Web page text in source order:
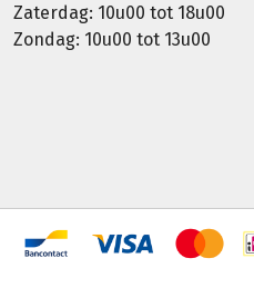
Zaterdag: 10u00 tot 18u00
Zondag: 10u00 tot 13u00